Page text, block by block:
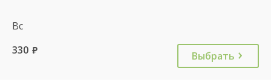
Вс
330 руб. Выбрать